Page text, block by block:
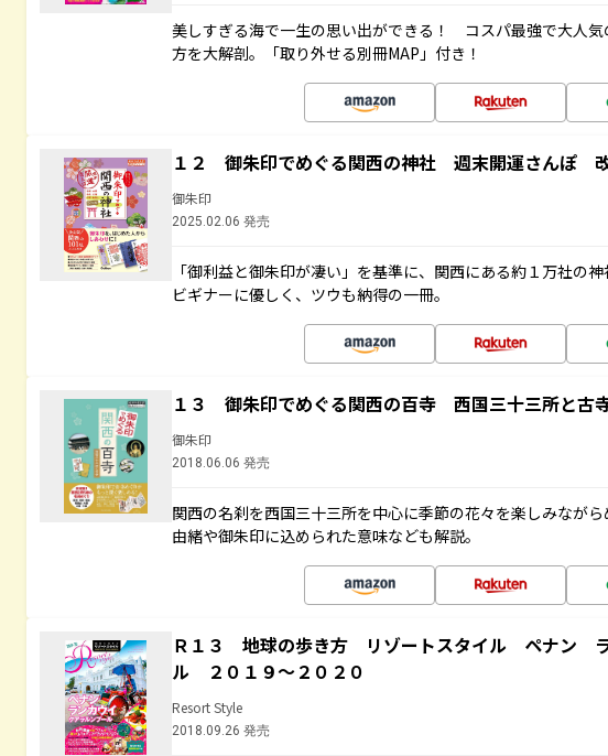
美しすぎる海で一生の思い出ができる！ コスパ最強で大人
方を大解剖。「取り外せる別冊MAP」付き！
１２ 御朱印でめぐる関西の神社 週末開運さんぽ
御朱印
2025.02.06 発売
「御利益と御朱印が凄い」を基準に、関西にある約１万社の
ビギナーに優しく、ツウも納得の一冊。
１３ 御朱印でめぐる関西の百寺 西国三十三所と古
御朱印
2018.06.06 発売
関西の名刹を西国三十三所を中心に季節の花々を楽しみなが
由緒や御朱印に込められた意味なども解説。
Ｒ１３ 地球の歩き方 リゾートスタイル ペナン
ル ２０１９～２０２０
Resort Style
2018.09.26 発売